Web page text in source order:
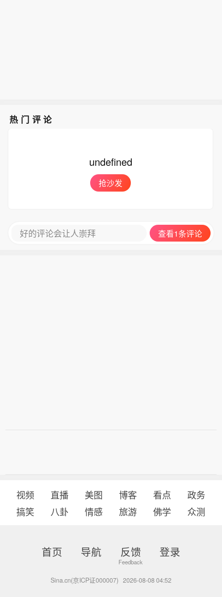
需要着手建设基础设施和地基，我们会
马上推进。”这一表态为马斯克旗下两大
热门评论
undefined
抢沙发
好的评论会让人崇拜 查看1条评论
视频 直播 美图 博客 看点
政务
搞笑
八卦 情感 旅游 佛学 众测
首页 导航 反馈 登录
Sina.cn(京ICP证000007) 2026-08-08 04:52